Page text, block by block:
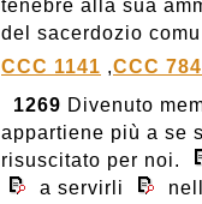
tenebre alla sua
del sacerdozio
CCC 1141 ,CCC 784
1269 Divenuto
appartiene più a se
risuscitato per noi.
a servirli